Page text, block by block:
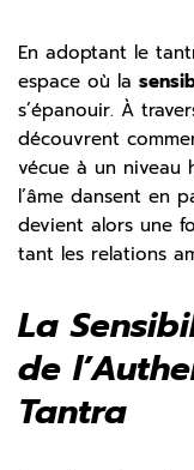
En adoptant le
espace où la
s’épanouir. À
découvrent
vécue à un niveau
l’âme dansent en
devient alors une
tant les relations
La
de
Tantra